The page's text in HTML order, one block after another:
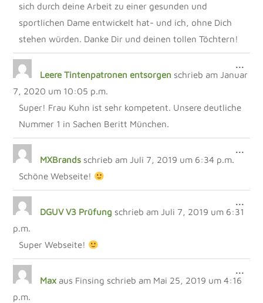
sich durch deine Arbeit zu einer gesunden und
sportlichen Dame entwickelt hat- und ich, ohne Dich
stehen würden. Danke Dir und deinen tollen Töchtern!
Leere Tintenpatronen entsorgen schrieb am Januar
7, 2020 um 10:05 p.m.
Super! Frau Kuhn ist sehr kompetent. Unsere deutliche
Nummer 1 in Sachen Beritt München.
...
MXBrands schrieb am Juli 7, 2019 um 6:34 p.m.
Schöne Webseite!
...
DGUV V3 Prüfung schrieb am Juli 7, 2019 um 6:31
p.m.
Super Webseite!
...
Max aus Finsing schrieb am Mai 25, 2019 um 4:16
p.m.
...